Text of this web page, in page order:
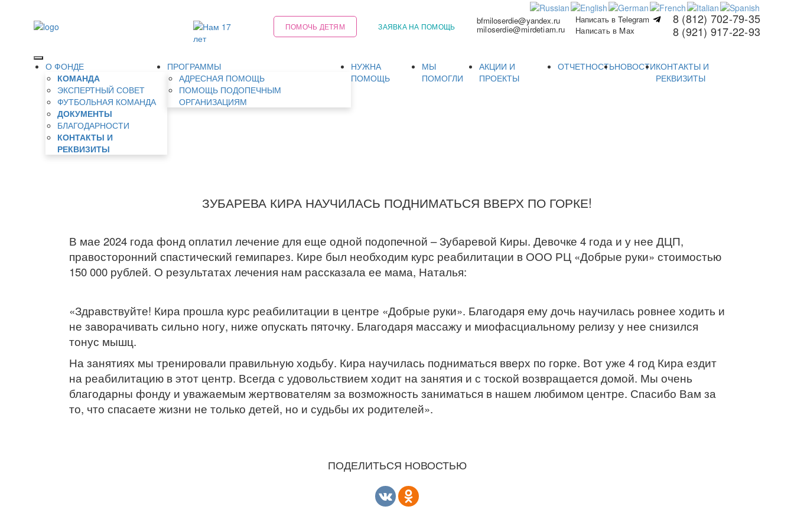
ПОМОЧЬ ДЕТЯМ ЗАЯВКА НА ПОМОЩЬ bfmiloserdie@yandex.ru
miloserdie@mirdetiam.ru
Написать в Telegram
Написать в Max
8 (812) 702-79-35
8 (921) 917-22-93
О ФОНДЕ
КОМАНДА
ЭКСПЕРТНЫЙ СОВЕТ
ФУТБОЛЬНАЯ КОМАНДА
ДОКУМЕНТЫ
БЛАГОДАРНОСТИ
КОНТАКТЫ И
РЕКВИЗИТЫ
ПРОГРАММЫ
АДРЕСНАЯ ПОМОЩЬ
ПОМОЩЬ ПОДОПЕЧНЫМ
ОРГАНИЗАЦИЯМ
НУЖНА
ПОМОЩЬ
МЫ
ПОМОГЛИ
АКЦИИ И
ПРОЕКТЫ
ОТЧЕТНОСТЬНОВОСТИКОНТАКТЫ И
РЕКВИЗИТЫ
ЗУБАРЕВА КИРА НАУЧИЛАСЬ ПОДНИМАТЬСЯ ВВЕРХ ПО ГОРКЕ!
В мае 2024 года фонд оплатил лечение для еще одной подопечной – Зубаревой Киры. Девочке 4 года и у нее ДЦП,
правосторонний спастический гемипарез. Кире был необходим курс реабилитации в ООО РЦ «Добрые руки» стоимостью
150 000 рублей. О результатах лечения нам рассказала ее мама, Наталья:
«Здравствуйте! Кира прошла курс реабилитации в центре «Добрые руки». Благодаря ему дочь научилась ровнее ходить и
не заворачивать сильно ногу, ниже опускать пяточку. Благодаря массажу и миофасциальному релизу у нее снизился
тонус мышц.
На занятиях мы тренировали правильную ходьбу. Кира научилась подниматься вверх по горке. Вот уже 4 год Кира ездит
на реабилитацию в этот центр. Всегда с удовольствием ходит на занятия и с тоской возвращается домой. Мы очень
благодарны фонду и уважаемым жертвователям за возможность заниматься в нашем любимом центре. Спасибо Вам за
то, что спасаете жизни не только детей, но и судьбы их родителей».
ПОДЕЛИТЬСЯ НОВОСТЬЮ